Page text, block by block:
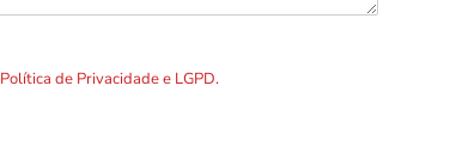
Política de Privacidade e LGPD.